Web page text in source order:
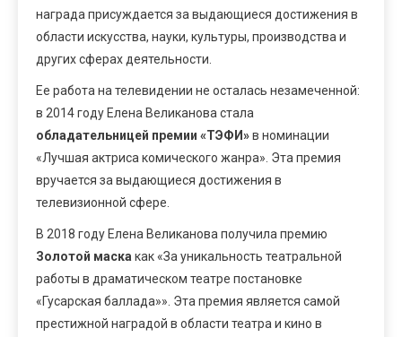
награда присуждается за выдающиеся достижения в
области искусства, науки, культуры, производства и
других сферах деятельности.
Ее работа на телевидении не осталась незамеченной:
в 2014 году Елена Великанова стала
обладательницей премии «ТЭФИ»в номинации
«Лучшая актриса комического жанра». Эта премия
вручается за выдающиеся достижения в
телевизионной сфере.
В 2018 году Елена Великанова получила премию
Золотой маска как «За уникальность театральной
работы в драматическом театре постановке
«Гусарская баллада»». Эта премия является самой
престижной наградой в области театра и кино в